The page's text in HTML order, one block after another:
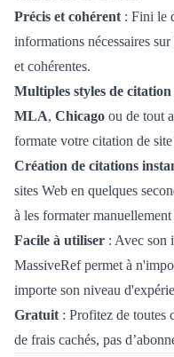
Précis et cohérent : Fini le
informations nécessaires
et cohérentes.
Multiples styles de citation
MLA, Chicago ou de tout
formate votre citation de
Création de citations
sites Web en quelques
à les formater manuellement
Facile à utiliser : Avec son
MassiveRef permet à
importe son niveau
Gratuit : Profitez de toutes
de frais cachés, pas